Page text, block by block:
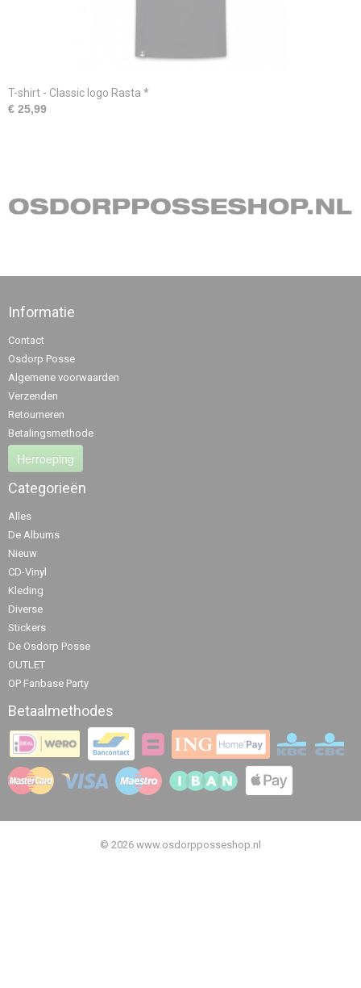
T-shirt - Classic logo Rasta *
€ 25,99
Informatie
Contact
Osdorp Posse
Algemene voorwaarden
Verzenden
Retourneren
Betalingsmethode
Herroeping
Categorieën
Alles
De Albums
Nieuw
CD-Vinyl
Kleding
Diverse
Stickers
De Osdorp Posse
OUTLET
OP Fanbase Party
Betaalmethodes
© 2026 www.osdorpposseshop.nl